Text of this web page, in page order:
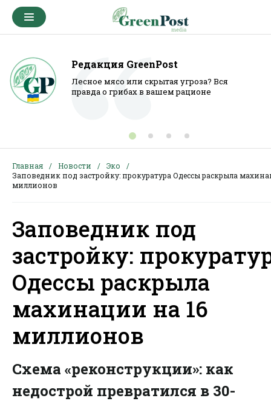
Редакция GreenPost
Лесное мясо или скрытая угроза? Вся
правда о грибах в вашем рационе
Главная Новости
Эко
Заповедник под застройку: прокуратура Одессы раскрыла
миллионов
Заповедник под
застройку:
Одессы раскрыла
махинации на 16
миллионов
Схема «реконструкции»: как
недострой превратился в 30-